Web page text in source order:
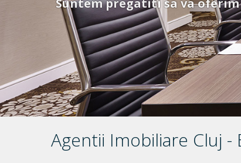
Suntem pregatiti sa va
Agentii Imobiliare Cluj -